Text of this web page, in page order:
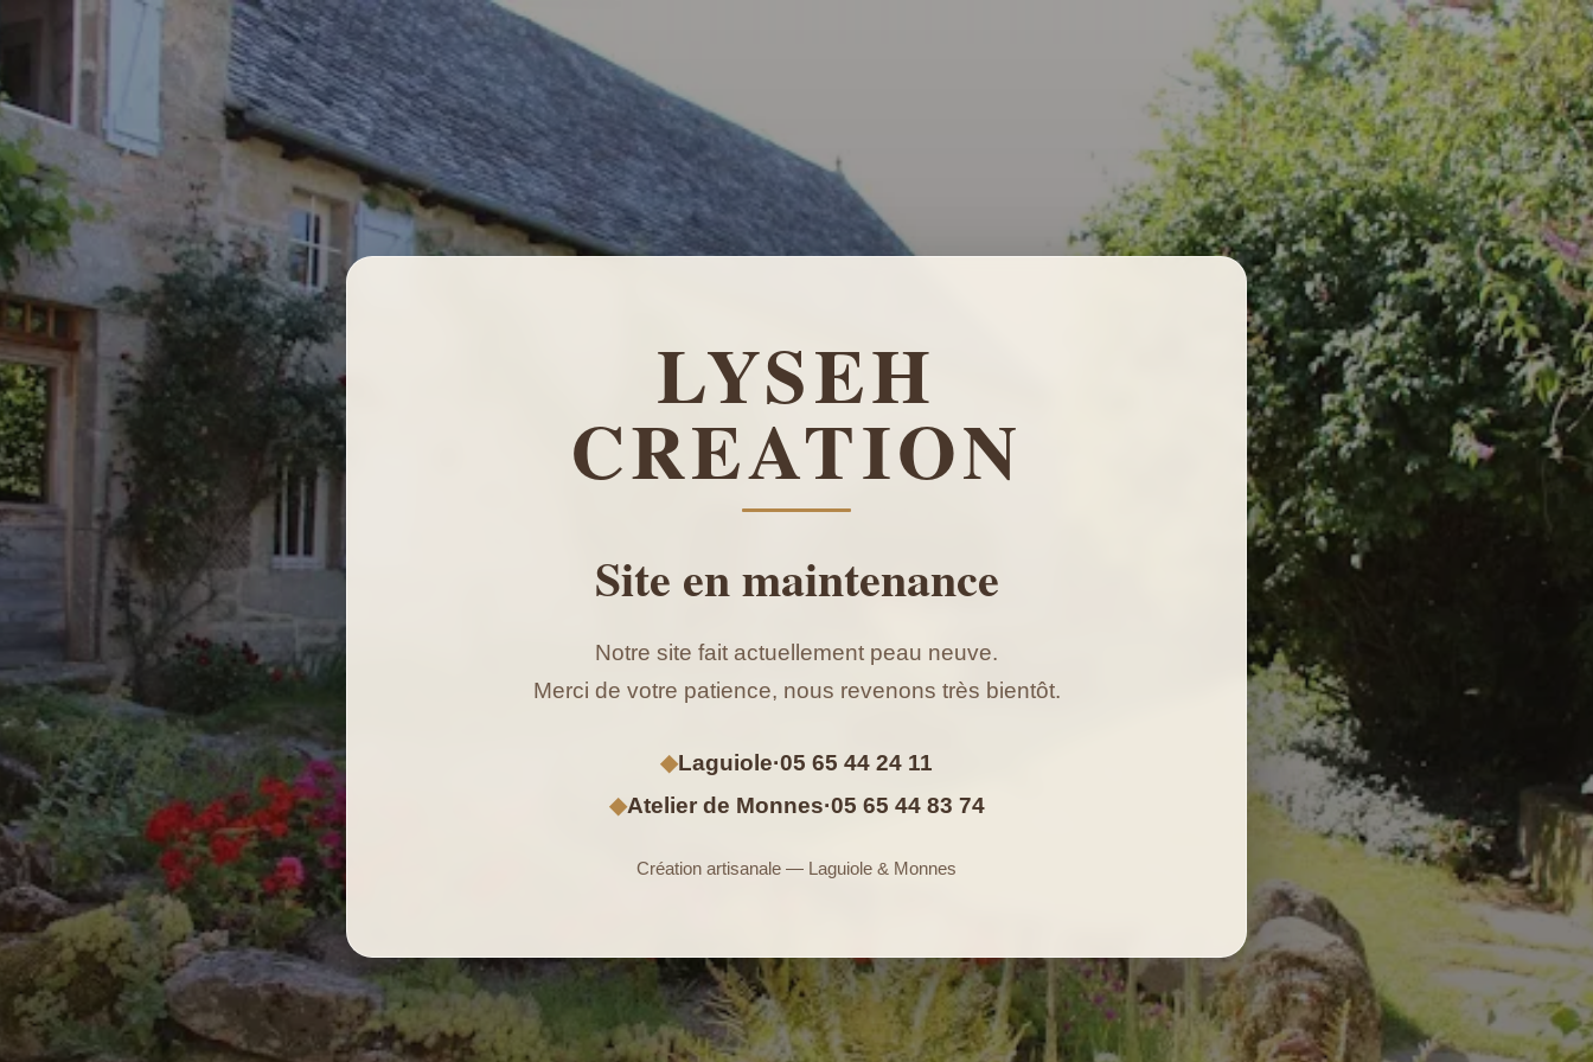
LYSEH
CREATION
Site en maintenance
Notre site fait actuellement peau neuve.
Merci de votre patience, nous revenons très bientôt.
◆Laguiole·05 65 44 24 11
◆Atelier de Monnes·05 65 44 83 74
Création artisanale — Laguiole & Monnes